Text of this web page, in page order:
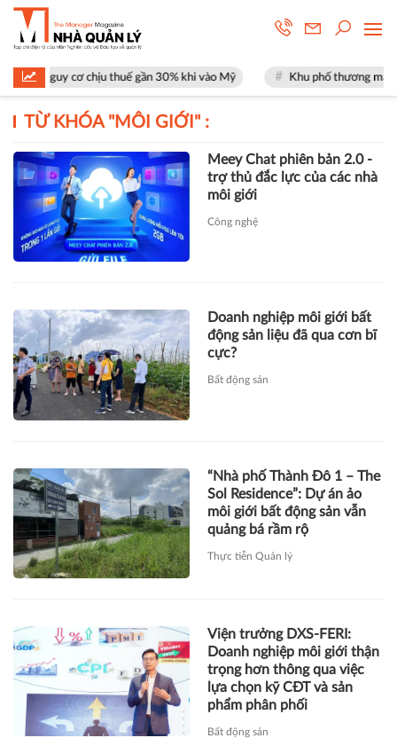
nguy cơ chịu thuế gần 30% khi vào Mỹ Khu phố thương mại
TỪ KHÓA " MÔI GIỚI " :
Meey Chat phiên bản 2.0 -
trợ thủ đắc lực của các nhà
môi giới
Công nghệ
Doanh nghiệp môi giới bất
động sản liệu đã qua cơn bĩ
cực?
Bất động sản
“Nhà phố Thành Đô 1 – The
Sol Residence”: Dự án ảo
môi giới bất động sản vẫn
quảng bá rầm rộ
Thực tiễn Quản lý
Viện trưởng DXS-FERI:
Doanh nghiệp môi giới thận
trọng hơn thông qua việc
lựa chọn kỹ CĐT và sản
phẩm phân phối
Bất động sản